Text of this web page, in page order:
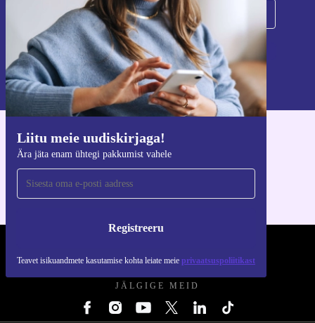
Liitu meie uudiskirjaga!
Ära jäta enam ühtegi pakkumist vahele
Registreeru
Teavet isikuandmete kasutamise kohta leiate meie privaatsuspoliitikast
Registreeru
Teavet isikuandmete kasutamise kohta leiate meie
privaatsuspoliitikast.
Hangi refurbed rakendus
iOS-i ja Androidi jaoks
JÄLGIGE MEID